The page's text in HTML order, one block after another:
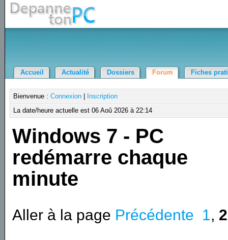
Accueil Actualité Dossiers Forum Fiches
Bienvenue :Connexion
Inscription
La date/heure actuelle est 06 Aoû 2026 à 22:14
Windows 7 - PC
redémarre chaque
minute
Aller à la page Précédente 1, 2